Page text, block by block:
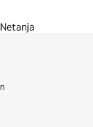
Netanja